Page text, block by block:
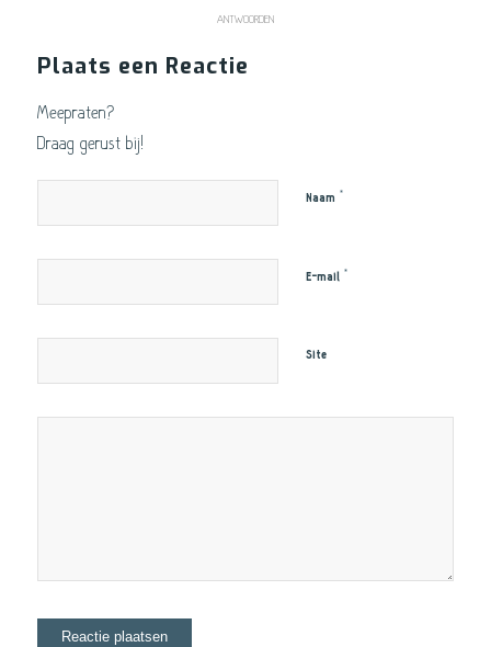
ANTWOORDEN
Plaats een Reactie
Meepraten?
Draag gerust bij!
Naam *
E-mail *
Site